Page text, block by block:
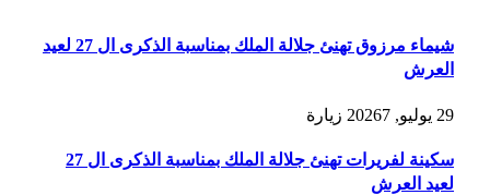
شيماء مرزوق تهنئ جلالة الملك بمناسبة الذكرى ال 27 لعيد
العرش
29 يوليو, 2026 7 زيارة
سكينة لفريرات تهنئ جلالة الملك بمناسبة الذكرى ال 27
لعيد العرش